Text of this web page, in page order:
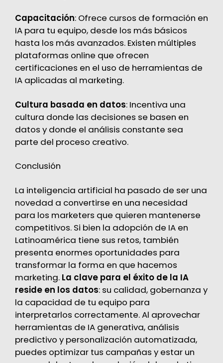
Capacitación: Ofrece cursos de formación en
IA para tu equipo, desde los más básicos
hasta los más avanzados. Existen múltiples
plataformas online que ofrecen
certificaciones en el uso de herramientas de
IA aplicadas al marketing.
Cultura basada en datos: Incentiva una
cultura donde las decisiones se basen en
datos y donde el análisis constante sea
parte del proceso creativo.
Conclusión
La inteligencia artificial ha pasado de ser una
novedad a convertirse en una necesidad
para los marketers que quieren mantenerse
competitivos. Si bien la adopción de IA en
Latinoamérica tiene sus retos, también
presenta enormes oportunidades para
transformar la forma en que hacemos
marketing. La clave para el éxito de la IA
reside en los datos: su calidad, gobernanza y
la capacidad de tu equipo para
interpretarlos correctamente. Al aprovechar
herramientas de IA generativa, análisis
predictivo y personalización automatizada,
puedes optimizar tus campañas y estar un